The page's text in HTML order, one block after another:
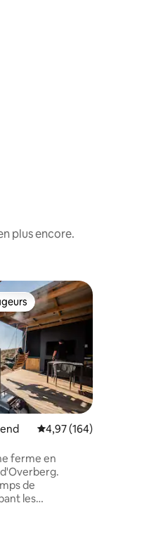
plus encore.
commentaires : 4,99 sur 5
les plus appréciés
Évaluation moyenne
4,97 (164)
ferme en
de
les